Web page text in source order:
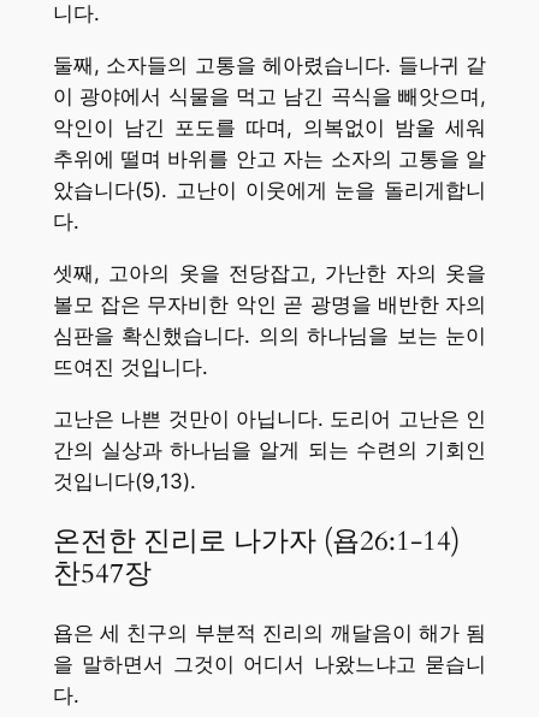
니다.
둘째, 소자들의 고통을 헤아렸습니다. 들나귀 같
이 광야에서 식물을 먹고 남긴 곡식을 빼앗으며,
악인이 남긴 포도를 따며, 의복없이 밤울 세워
추위에 떨며 바위를 안고 자는 소자의 고통을 알
았습니다(5). 고난이 이웃에게 눈을 돌리게합니
다.
셋째, 고아의 옷을 전당잡고, 가난한 자의 옷을
볼모 잡은 무자비한 악인 곧 광명을 배반한 자의
심판을 확신했습니다. 의의 하나님을 보는 눈이
뜨여진 것입니다.
고난은 나쁜 것만이 아닙니다. 도리어 고난은 인
간의 실상과 하나님을 알게 되는 수련의 기회인
것입니다(9,13).
온전한 진리로 나가자 (욥26:1-14)
찬547장
욥은 세 친구의 부분적 진리의 깨달음이 해가 됨
을 말하면서 그것이 어디서 나왔느냐고 묻습니
다.